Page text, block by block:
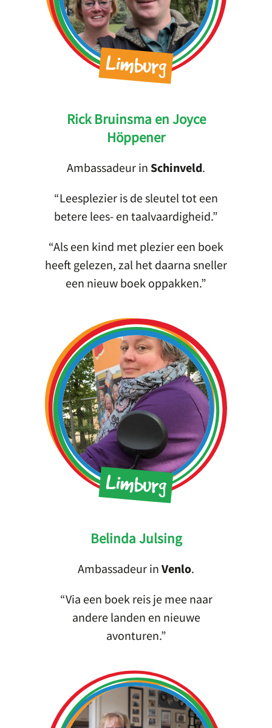
Limburg
Rick Bruinsma en Joyce
Höppener
Ambassadeur in Schinveld.
Leesplezier is de sleutel tot een
betere lees- en taalvaardigheid.
Als een kind met plezier een boek
heeft gelezen, zal het daarna sneller
een nieuw boek oppakken.
Limburg
Belinda Julsing
Ambassadeur in Venlo.
Via een boek reis je mee naar
andere landen en nieuwe
avonturen.